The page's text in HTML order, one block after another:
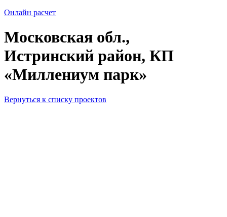
Онлайн расчет
Московская обл.,
Истринский район, КП
«Миллениум парк»
Вернуться к списку проектов